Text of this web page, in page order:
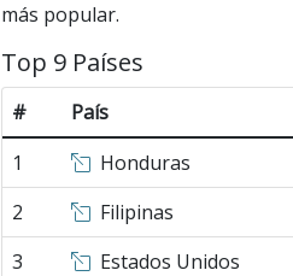
más popular.
Top 9 Países
# País
1
Honduras
2
Filipinas
3
Estados Unidos